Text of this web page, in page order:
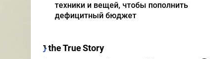
техники и вещей, чтобы пополнить
дефицитный бюджет